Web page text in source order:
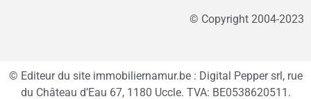
© Copyright 2004-2023
© Editeur du site immobiliernamur.be : Digital Pepper srl, rue
du Château d’Eau 67, 1180 Uccle. TVA: BE0538620511.